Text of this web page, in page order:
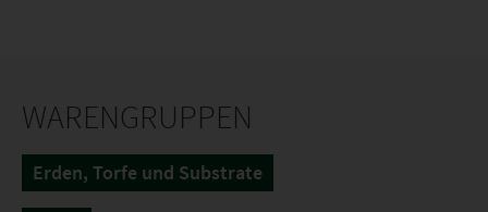
WARENGRUPPEN
Erden, Torfe und Substrate